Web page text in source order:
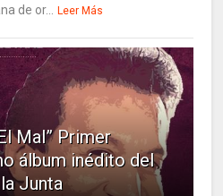
de or... Leer Más
Mal” Primer
álbum inédito del
Junta